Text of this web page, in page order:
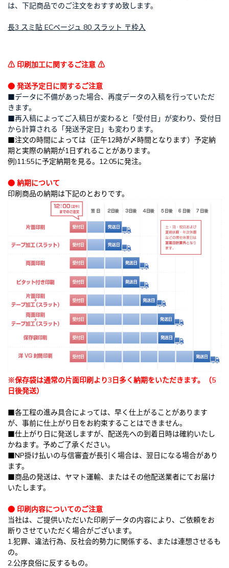
は、下記商品でのご注文をおすすめ致します。
長3 スミ貼 ECベージュ 80 スラット 〒枠入
⚠ 印刷加工に関するご注意 ⚠
● 発送予定日に関するご注意
■データに不備があった場合、再度データの入稿を行っていただ
きます。
■再入稿によってご入稿日が変わると「受付日」が変わり、受付日
から計算される「発送予定日」も変わります。
■注文の時間によっては（正午12時が〆時間となります）予定納
期と実際の納期が1日ずれることがあります。
例)11:55に予定納期を見る。12:05に発注。
● 納期について
印刷商品の納期は下記のとおりです。
※保存袋は通常の片面印刷より3日多く納期をいただきます。（5
日後発送）
■各工程の進み具合によっては、早く仕上がることがあります
が、事前に仕上がり日をお約束することはできません。
■仕上がり日に発送しますが、配送先への到着日時は確約いたし
かねます。予めご了承ください。
■NP掛け払いの与信審査が長引く場合は、翌日になる場合があり
ます。
■商品の発送は、ヤマト運輸、またはその他配送業者にてお届け
いたします。
● 印刷内容についてのご注意
当社は、ご提供いただいた印刷データの内容により、ご依頼をお
断りさせていただく場合がございます。
1.犯罪、違法行為、反社会的勢力に関係する、または連想させるも
の。
2.公序良俗に反するもの。